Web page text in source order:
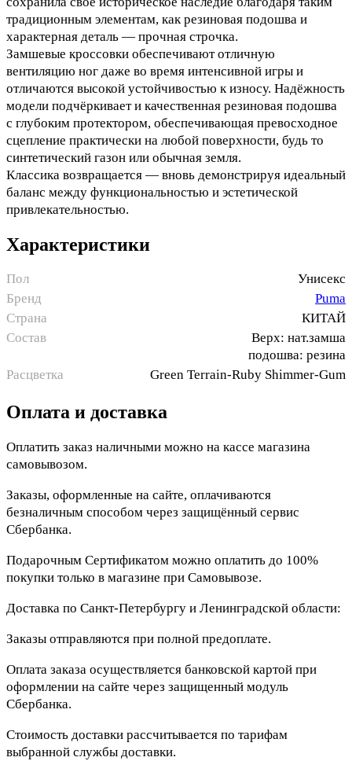
традиционным элементам, как резиновая подошва и
характерная деталь — прочная строчка.
Замшевые кроссовки обеспечивают отличную
вентиляцию ног даже во время интенсивной игры и
отличаются высокой устойчивостью к износу. Надёжность
модели подчёркивает и качественная резиновая подошва
с глубоким протектором, обеспечивающая превосходное
сцепление практически на любой поверхности, будь то
синтетический газон или обычная земля.
Классика возвращается — вновь демонстрируя идеальный
баланс между функциональностью и эстетической
привлекательностью.
Характеристики
Пол
Унисекс
Бренд
Puma
Страна
КИТАЙ
Состав
Верх: нат.замша
подошва: резина
Расцветка
Green Terrain-Ruby Shimmer-Gum
Оплата и доставка
Оплатить заказ наличными можно на кассе магазина
самовывозом.
Заказы, оформленные на сайте, оплачиваются
безналичным способом через защищённый сервис
Сбербанка.
Подарочным Сертификатом можно оплатить до 100%
покупки только в магазине при Самовывозе.
Доставка по Санкт-Петербургу и Ленинградской области:
Заказы отправляются при полной предоплате.
Оплата заказа осуществляется банковской картой при
оформлении на сайте через защищенный модуль
Сбербанка.
Стоимость доставки рассчитывается по тарифам
выбранной службы доставки.